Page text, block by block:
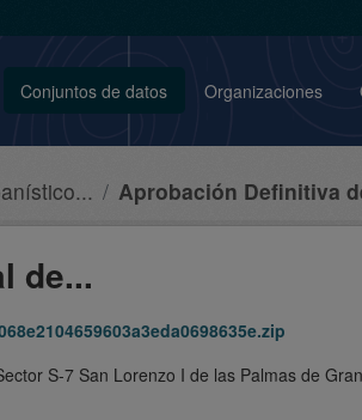
Conjuntos de datos Organizaciones
Aprobación Definitiva
de...
S-7 San Lorenzo I de las Palmas de